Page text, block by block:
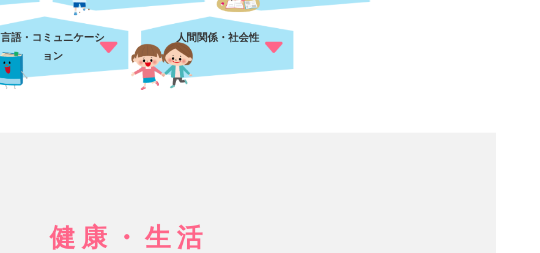
言語・コミュニケーシ
ョン
人間関係・社会性
健康・生活